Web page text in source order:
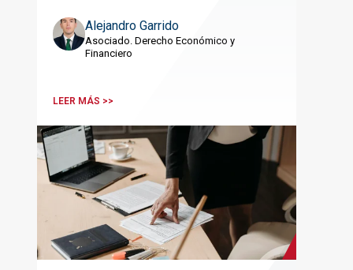
Alejandro Garrido
Asociado. Derecho Económico y
Financiero
LEER MÁS >>